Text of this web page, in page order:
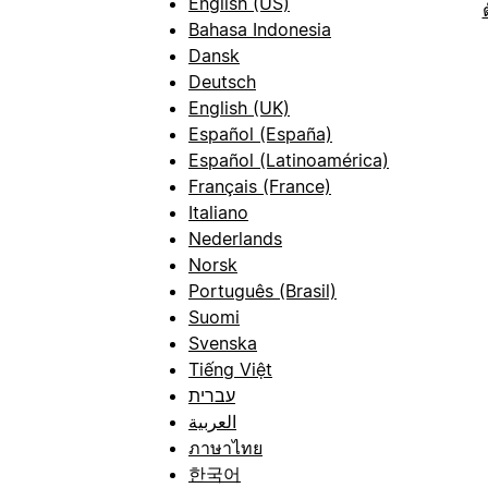
Bahasa Indonesia
Dansk
Deutsch
English (UK)
Español (España)
Español (Latinoamérica)
Français (France)
Italiano
Nederlands
Norsk
Português (Brasil)
Suomi
Svenska
Tiếng Việt
עברית
العربية
ภาษาไทย
한국어